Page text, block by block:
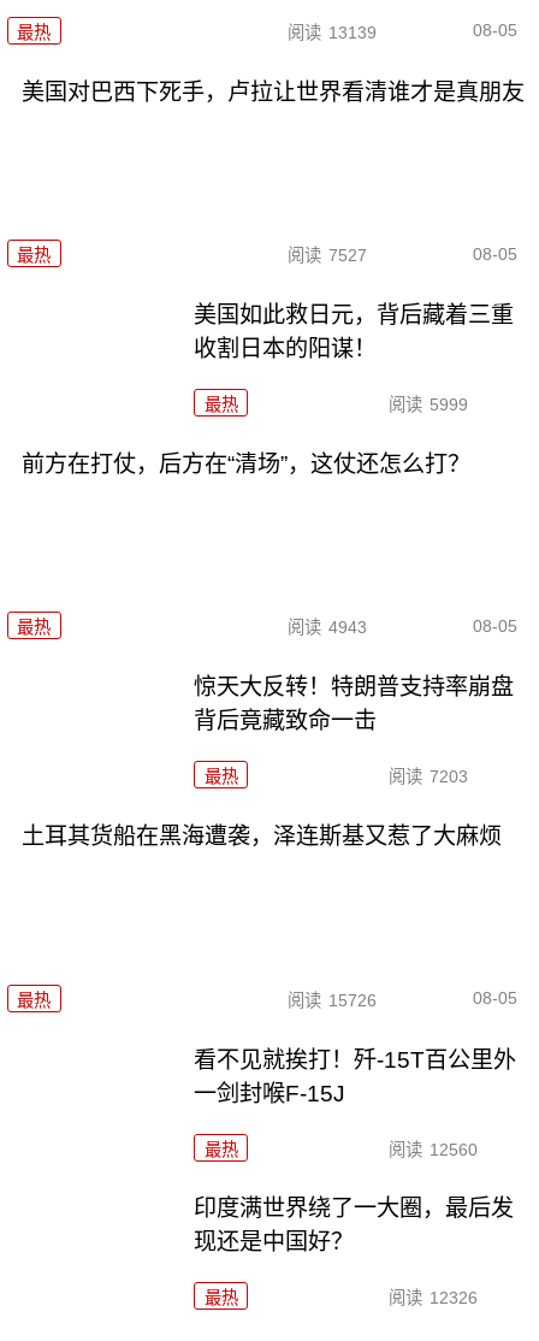
最热 阅读 13139 08-05
美国对巴西下死手，卢拉让世界看清谁才是真朋友
最热 阅读 7527 08-05
美国如此救日元，背后藏着三重
收割日本的阳谋！
最热 阅读 5999
前方在打仗，后方在“清场”，这仗还怎么打？
最热 阅读 4943 08-05
惊天大反转！特朗普支持率崩盘
背后竟藏致命一击
最热 阅读 7203
土耳其货船在黑海遭袭，泽连斯基又惹了大麻烦
最热 阅读 15726 08-05
看不见就挨打！歼-15T百公里外
一剑封喉F-15J
最热 阅读 12560
印度满世界绕了一大圈，最后发
现还是中国好？
最热 阅读 12326